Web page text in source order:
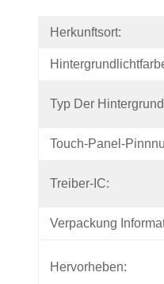
Herkunftsort:
Typ Der
Touch-Panel-
Treiber-IC:
Verpackung
Hervorheben: